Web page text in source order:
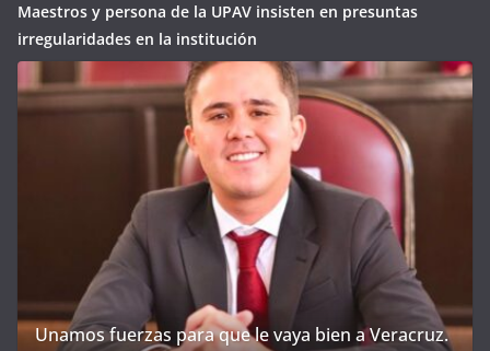
Maestros y persona de la UPAV insisten en presuntas
irregularidades en la institución
Unamos fuerzas para que le vaya bien a Veracruz.